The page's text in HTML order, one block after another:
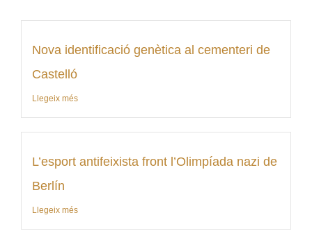
Nova identificació genètica al cementeri de
Castelló
Llegeix més
L’esport antifeixista front l’Olimpíada nazi de
Berlín
Llegeix més